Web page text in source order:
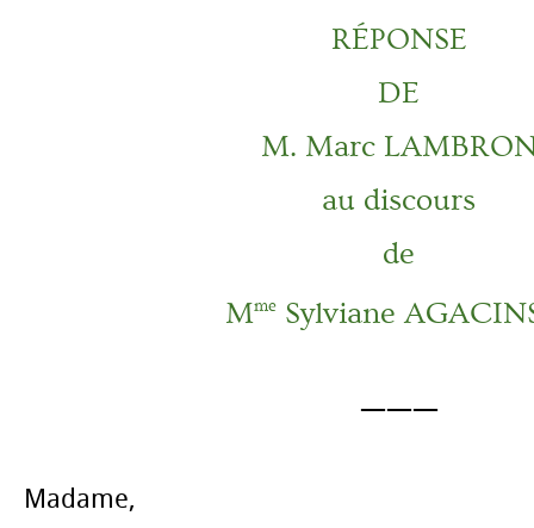
RÉPONSE
DE
M. Marc
au discours
de
Mme Sylviane
———
Madame,